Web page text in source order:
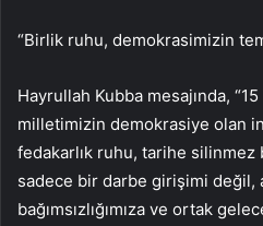
“Birlik ruhu, demokrasimizin
Hayrullah Kubba mesajında,
milletimizin demokrasiye olan
fedakarlık ruhu, tarihe silinmez
sadece bir darbe girişimi değil,
bağımsızlığımıza ve ortak